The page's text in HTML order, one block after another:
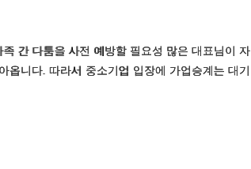
간 다툼을 사전 예방할 필요성 많은 대표님이 자
옵니다. 따라서 중소기업 입장에 가업승계는 대기